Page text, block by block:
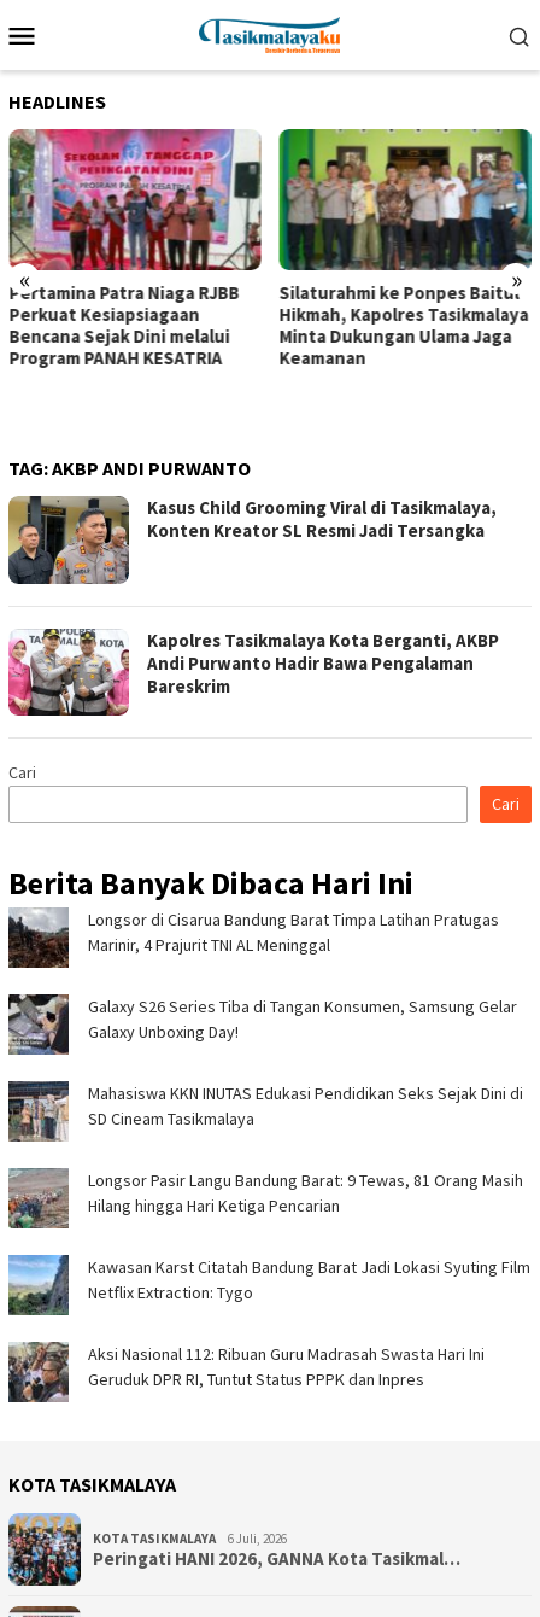
ke
Mobile
HEADLINES
« »
Pertamina Patra Niaga RJBB
Perkuat Kesiapsiagaan
Bencana Sejak Dini melalui
Program PANAH KESATRIA
Silaturahmi ke Ponpes Baitul
Hikmah, Kapolres Tasikmalaya
Minta Dukungan Ulama Jaga
Keamanan
TAG:AKBP ANDI PURWANTO
Kasus Child Grooming Viral di Tasikmalaya,
Konten Kreator SL Resmi Jadi Tersangka
Kapolres Tasikmalaya Kota Berganti, AKBP
Andi Purwanto Hadir Bawa Pengalaman
Bareskrim
Cari
Cari
Berita Banyak Dibaca Hari Ini
Longsor di Cisarua Bandung Barat Timpa Latihan Pra­tugas
Marinir, 4 Prajurit TNI AL Meninggal
Galaxy S26 Series Tiba di Tangan Konsumen, Samsung Gelar
Galaxy Unboxing Day!
Mahasiswa KKN INUTAS Edukasi Pendidikan Seks Sejak Dini di
SD Cineam Tasikmalaya
Longsor Pasir Langu Bandung Barat: 9 Tewas, 81 Orang Masih
Hilang hingga Hari Ketiga Pencarian
Kawasan Karst Citatah Bandung Barat Jadi Lokasi Syuting Film
Netflix Extraction: Tygo
Aksi Nasional 112: Ribuan Guru Madrasah Swasta Hari Ini
Geruduk DPR RI, Tuntut Status PPPK dan Inpres
KOTA TASIKMALAYA
KOTA TASIKMALAYA 6 Juli, 2026
Peringati HANI 2026, GANNA Kota Tasikmal…